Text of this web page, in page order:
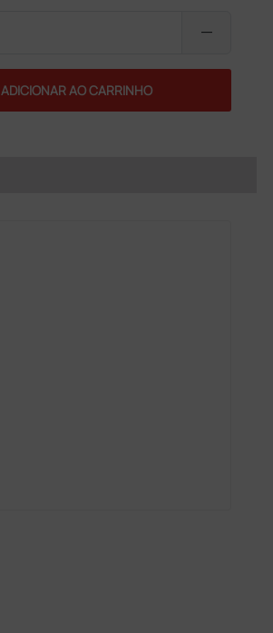
remove
ADICIONAR AO CARRINHO